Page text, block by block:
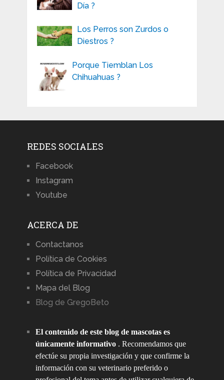
Día ?
Los Perros son Zurdos o
Diestros ?
Porque Tiemblan Los
Chihuahuas ?
REDES SOCIALES
Facebook
Instagram
Youtube
ACERCA DE
Contactanos
Política de Cookies
Política de Privacidad
Mapa del Blog
Blog de GregoBeto
El contenido de este blog de mascotas es
únicamente informativo. Recomendamos que
efectúe su propia investigación y que confirme la
información con su veterinario preferido o